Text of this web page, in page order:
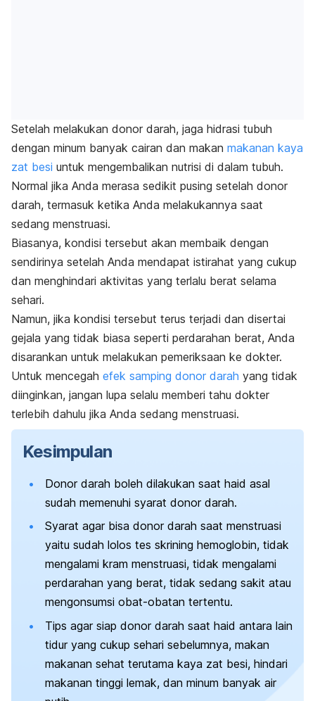
Setelah melakukan donor darah, jaga hidrasi tubuh
dengan minum banyak cairan dan makan makanan kaya
zat besi untuk mengembalikan nutrisi di dalam tubuh.
Normal jika Anda merasa sedikit pusing setelah donor
darah, termasuk ketika Anda melakukannya saat
sedang menstruasi.
Biasanya, kondisi tersebut akan membaik dengan
sendirinya setelah Anda mendapat istirahat yang cukup
dan menghindari aktivitas yang terlalu berat selama
sehari.
Namun, jika kondisi tersebut terus terjadi dan disertai
gejala yang tidak biasa seperti perdarahan berat, Anda
disarankan untuk melakukan pemeriksaan ke dokter.
Untuk mencegah efek samping donor darah yang tidak
diinginkan, jangan lupa selalu memberi tahu dokter
terlebih dahulu jika Anda sedang menstruasi.
Kesimpulan
Donor darah boleh dilakukan saat haid asal
sudah memenuhi syarat donor darah.
Syarat agar bisa donor darah saat menstruasi
yaitu sudah lolos tes skrining hemoglobin, tidak
mengalami kram menstruasi, tidak mengalami
perdarahan yang berat, tidak sedang sakit atau
mengonsumsi obat-obatan tertentu.
Tips agar siap donor darah saat haid antara lain
tidur yang cukup sehari sebelumnya, makan
makanan sehat terutama kaya zat besi, hindari
makanan tinggi lemak, dan minum banyak air